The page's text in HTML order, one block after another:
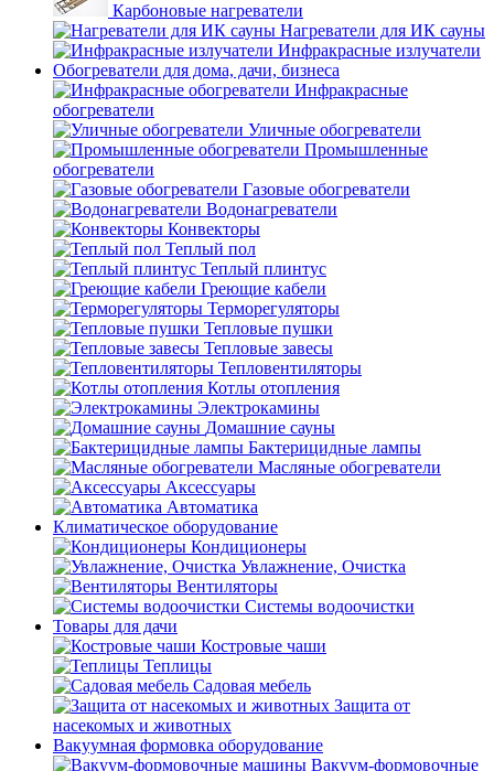
Карбоновые нагреватели
Нагреватели для ИК сауны
Инфракрасные излучатели
Обогреватели для дома, дачи, бизнеса
Инфракрасные
обогреватели
Уличные обогреватели
Промышленные
обогреватели
Газовые обогреватели
Водонагреватели
Конвекторы
Теплый пол
Теплый плинтус
Греющие кабели
Терморегуляторы
Тепловые пушки
Тепловые завесы
Тепловентиляторы
Котлы отопления
Электрокамины
Домашние сауны
Бактерицидные лампы
Масляные обогреватели
Аксессуары
Автоматика
Климатическое оборудование
Кондиционеры
Увлажнение, Очистка
Вентиляторы
Системы водоочистки
Товары для дачи
Костровые чаши
Теплицы
Садовая мебель
Защита от
насекомых и животных
Вакуумная формовка оборудование
Вакуум-формовочные